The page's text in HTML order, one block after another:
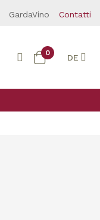
GardaVino Contatti
0 DE